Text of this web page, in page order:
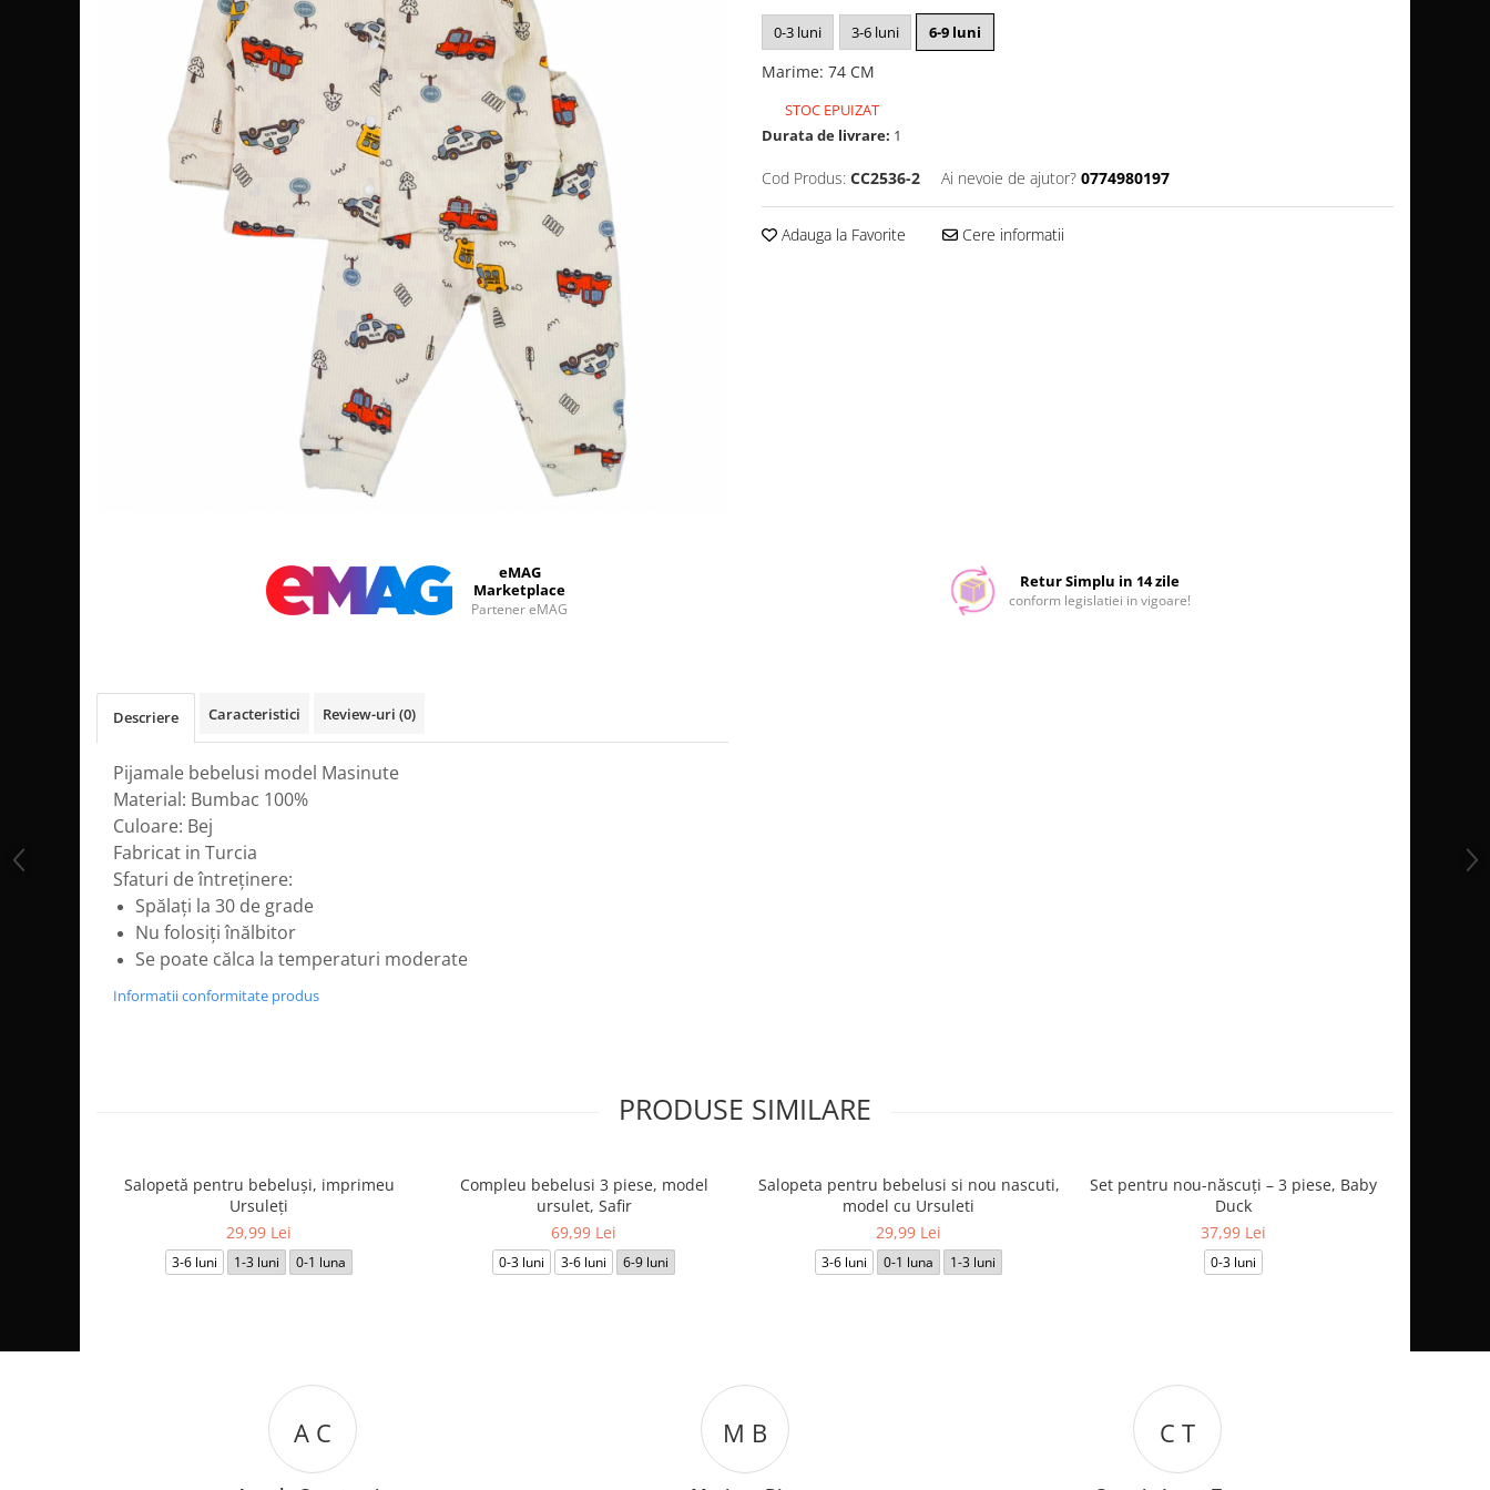
Facebook
0-3 luni 3-6 luni 6-9 luni
Marime: 74 CM
STOC EPUIZAT
Durata de livrare: 1
Cod Produs: CC2536-2 Ai nevoie de ajutor? 0774980197
Adauga la Favorite Cere informatii
eMAG
Marketplace
Partener eMAG
Retur Simplu in 14 zile
conform legislatiei in vigoare!
Descriere Caracteristici Review-uri (0)
Pijamale bebelusi model Masinute
Material: Bumbac 100%
Culoare: Bej
Fabricat in Turcia
Sfaturi de întreținere:
Spălați la 30 de grade
Nu folosiți înălbitor
Se poate călca la temperaturi moderate
Informatii conformitate produs
PRODUSE SIMILARE
Salopetă pentru bebeluși, imprimeu
Ursuleți
29,99 Lei
3-6 luni 1-3 luni 0-1 luna
Compleu bebelusi 3 piese, model
ursulet, Safir
69,99 Lei
0-3 luni 3-6 luni 6-9 luni
Salopeta pentru bebelusi si nou nascuti,
model cu Ursuleti
29,99 Lei
3-6 luni 0-1 luna 1-3 luni
Set pentru nou-născuți – 3 piese, Baby
Duck
37,99 Lei
0-3 luni